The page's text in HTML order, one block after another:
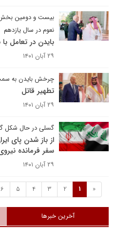
بیست و دومین
نعوم در سال یازدهم
بایدن در تعامل
۲۹ آبان ۱۴۰۱
چرخش بایدن به
تطهیر قاتل
۲۹ آبان ۱۴۰۱
گسلی در حال شکل
از باز شدن پای
سفر فرمانده
۲۹ آبان ۱۴۰۱
«
1
2
3
4
5
6
آخرین خبرها